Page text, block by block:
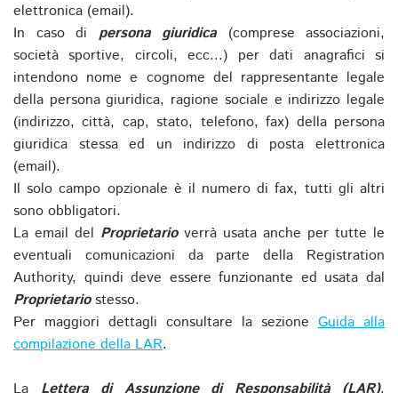
elettronica (email).
In caso di persona giuridica(comprese associazioni,
società sportive, circoli, ecc...) per dati anagrafici si
intendono nome e cognome del rappresentante legale
della persona giuridica, ragione sociale e indirizzo legale
(indirizzo, città, cap, stato, telefono, fax) della persona
giuridica stessa ed un indirizzo di posta elettronica
(email).
Il solo campo opzionale è il numero di fax, tutti gli altri
sono obbligatori.
La email del Proprietarioverrà usata anche per tutte le
eventuali comunicazioni da parte della Registration
Authority, quindi deve essere funzionante ed usata dal
Proprietariostesso.
Per maggiori dettagli consultare la sezione Guida alla
compilazione della LAR.